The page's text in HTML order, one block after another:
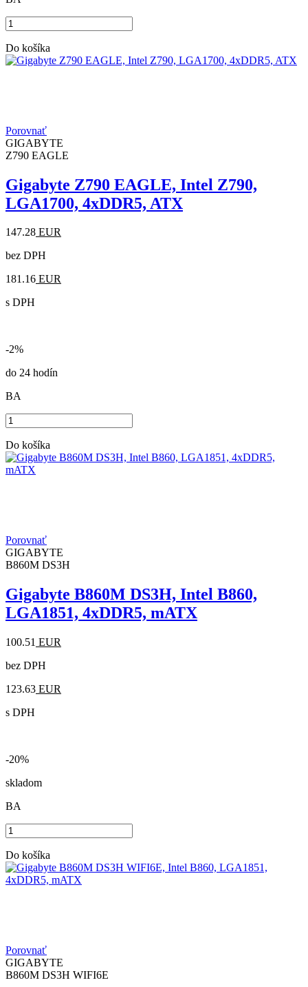
Do košíka
Porovnať
GIGABYTE
Z790 EAGLE
Gigabyte Z790 EAGLE, Intel Z790,
LGA1700, 4xDDR5, ATX
147.28 EUR
bez DPH
181.16 EUR
s DPH
-2%
do 24 hodín
BA
Do košíka
Porovnať
GIGABYTE
B860M DS3H
Gigabyte B860M DS3H, Intel B860,
LGA1851, 4xDDR5, mATX
100.51 EUR
bez DPH
123.63 EUR
s DPH
-20%
skladom
BA
Do košíka
Porovnať
GIGABYTE
B860M DS3H WIFI6E